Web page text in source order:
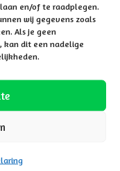
en/of te raadplegen.
wij gegevens zoals
Als je geen
kan dit een nadelige
MEER